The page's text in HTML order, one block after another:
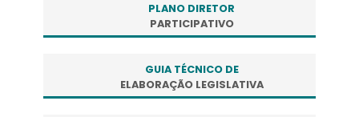
PLANO DIRETOR
PARTICIPATIVO
GUIA TÉCNICO DE
ELABORAÇÃO LEGISLATIVA